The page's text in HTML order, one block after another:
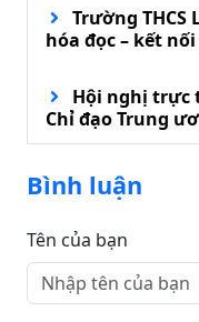
Trường THCS
hóa đọc – kết
Hội nghị trực
Chỉ đạo Trung
phát triển thị
Bình luận
Tên của bạn